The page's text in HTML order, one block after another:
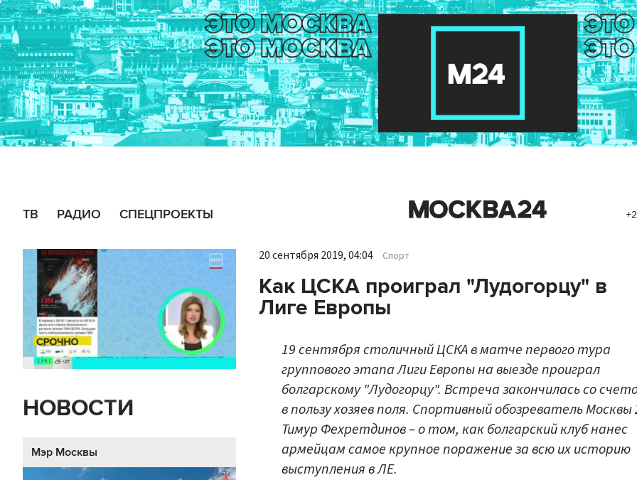
ТВ РАДИО СПЕЦПРОЕКТЫ
НОВОСТИ
Мэр Москвы
20 сентября 2019, 04:04 Спорт
Как ЦСКА проиграл "Лудогорцу" в
Лиге Европы
19 сентября столичный ЦСКА в матче первого тура
группового этапа Лиги Европы на выезде проиграл
болгарскому "Лудогорцу". Встреча закончилась со
в пользу хозяев поля. Спортивный обозреватель Москвы
Тимур Фехретдинов – о том, как болгарский клуб нанес
армейцам самое крупное поражение за всю их историю
выступления в ЛЕ.